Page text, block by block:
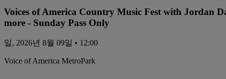
Voices of America Country Music Fest with Jordan
more - Sunday Pass Only
일, 2026년 8월 09일 • 12:00
Voice of America MetroPark